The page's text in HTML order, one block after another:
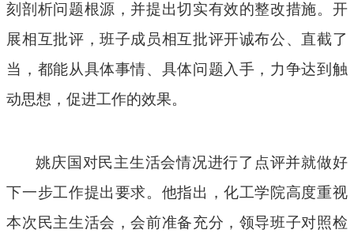
刻剖析问题根源，并提出切实有效的整改措施。开
展相互批评 ，班子成员相互批评开诚布公、直截了
当，都能从具体事情、具体问题入手，力争达到触
动思想，促进工作的效果。
姚庆国对民主生活会情况进行了点评并就做好
下一步工作提出要求。 他指出，化工学院高度重视
本次民主生活会，会前准备充分，领导班子对照检